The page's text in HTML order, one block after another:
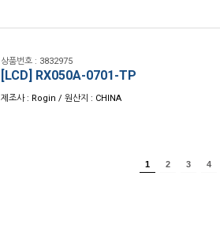
상품번호 : 3832975
[LCD] RX050A-0701-TP
제조사 : Rogin / 원산지 : CHINA
1 2 3 4